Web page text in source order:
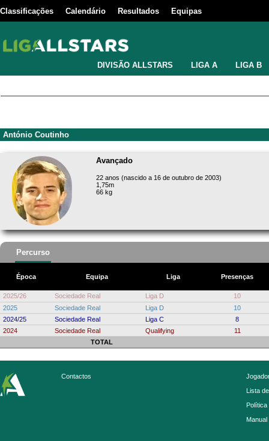
Classificações Calendário Resultados Equipas
DIVISÃO ALLSTARS LIGA A LIGA B
António Coutinho
Avançado
22 anos (nascido a 16 de outubro de 2003)
1,75m
66 kg
Percurso
Época Equipa Liga Presenças
2025/26 Sociedade Real Liga D
10
2025
Sociedade Real Liga D
10
2024/25
Sociedade Real Liga C
8
2024
Sociedade Real Qualifying
11
TOTAL
Contactos
Lista
Política